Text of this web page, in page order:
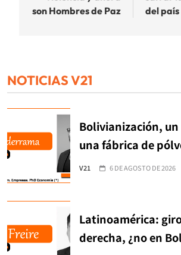
son Hombres de Paz
del país
NOTICIAS V21
Bolivianización,
una fábrica de
V21 6 DE AGOSTO DE 2026
Latinoamérica:
derecha, ¿no en